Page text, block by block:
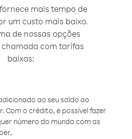
mais tempo de
um custo mais baixo.
de nossas opções
chamada com tarifas
baixas:
ao seu saldo ao
Com o crédito, é possível fazer
número do mundo com as